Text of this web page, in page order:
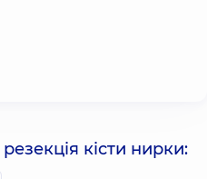
кісти нирки: